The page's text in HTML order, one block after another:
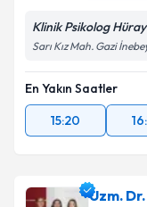
Klinik Psikolog
Sarı Kız Mah. Gazi
En Yakın Saatler
15:20
Uzm.